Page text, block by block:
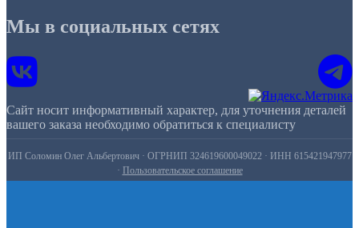
Мы в социальных сетях
Сайт носит информативный характер, для уточнения деталей
вашего заказа необходимо обратиться к специалисту
ИП Соломин Олег Альбертович · ОГРНИП 324619600049022 · ИНН 615421947977
· Пользовательское соглашение